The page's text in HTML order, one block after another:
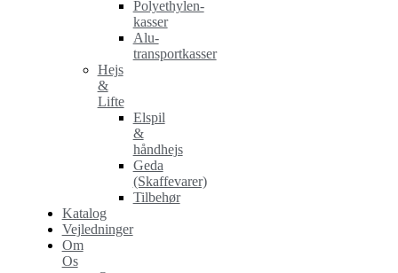
Polyethylen-
kasser
Alu-
transportkasser
Hejs
&
Lifte
Elspil
&
håndhejs
Geda
(Skaffevarer)
Tilbehør
Katalog
Vejledninger
Om
Os